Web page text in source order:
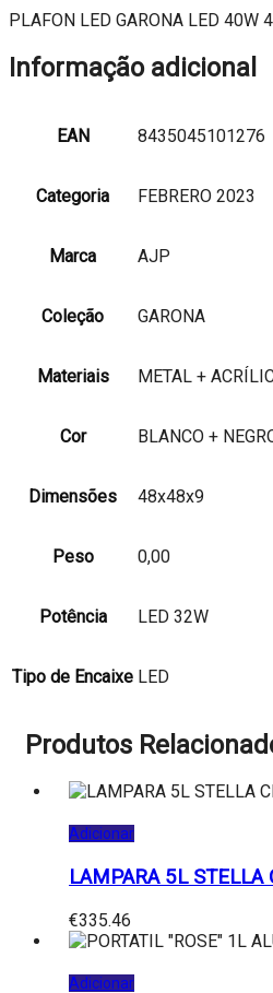
PLAFON LED GARONA LED
Informação adicional
EAN 8435045101276
Categoria FEBRERO 2023
Marca AJP
Coleção GARONA
Materiais METAL +
Cor BLANCO +
Dimensões 48x48x9
Peso 0,00
Potência LED 32W
Tipo de Encaixe LED
Produtos
Adicionar
LAMPARA 5L
€335.46
Adicionar